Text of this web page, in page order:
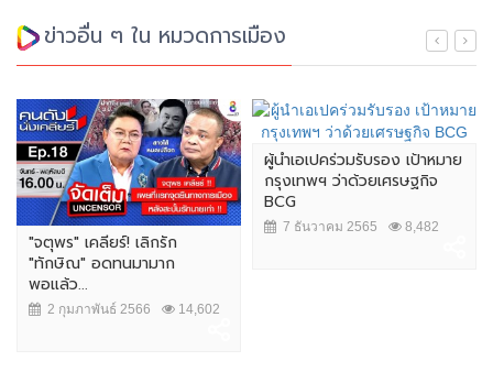
ข่าวอื่น ๆ ใน หมวดการเมือง
"จตุพร" เคลียร์! เลิกรัก
"ทักษิณ" อดทนมามาก
พอแล้ว...
2 กุมภาพันธ์ 2566 14,602
ผู้นำเอเปคร่วมรับรอง เป้าหมาย
กรุงเทพฯ ว่าด้วยเศรษฐกิจ
BCG
7 ธันวาคม 2565 8,482